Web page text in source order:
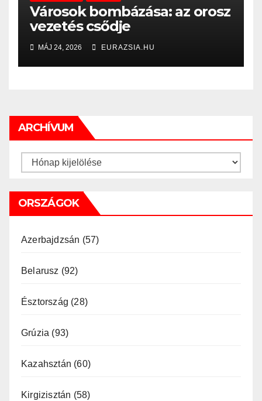
Városok bombázása: az orosz
vezetés csődje
MÁJ 24, 2026 EURAZSIA.HU
ARCHÍVUM
Archívum
ORSZÁGOK
Azerbajdzsán (57)
Belarusz (92)
Észtország (28)
Grúzia (93)
Kazahsztán (60)
Kirgizisztán (58)